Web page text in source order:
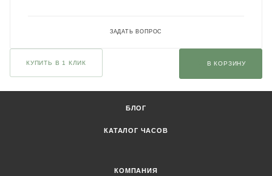
ЗАДАТЬ ВОПРОС
КУПИТЬ В 1 КЛИК В КОРЗИНУ
БЛОГ
КАТАЛОГ ЧАСОВ
КОМПАНИЯ